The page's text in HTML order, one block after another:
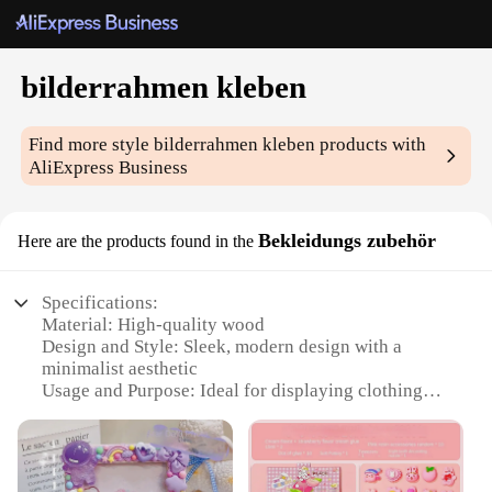
bilderrahmen kleben
Find more stylebilderrahmen kleben products with
AliExpress Business
Here are the products found in the Bekleidungs zubehör
Specifications:
Material: High-quality wood
Design and Style: Sleek, modern design with a
minimalist aesthetic
Usage and Purpose: Ideal for displaying clothing
Shape and Size: Available in various sizes to
accommodate different display needs
Performance and Property: Durable construction